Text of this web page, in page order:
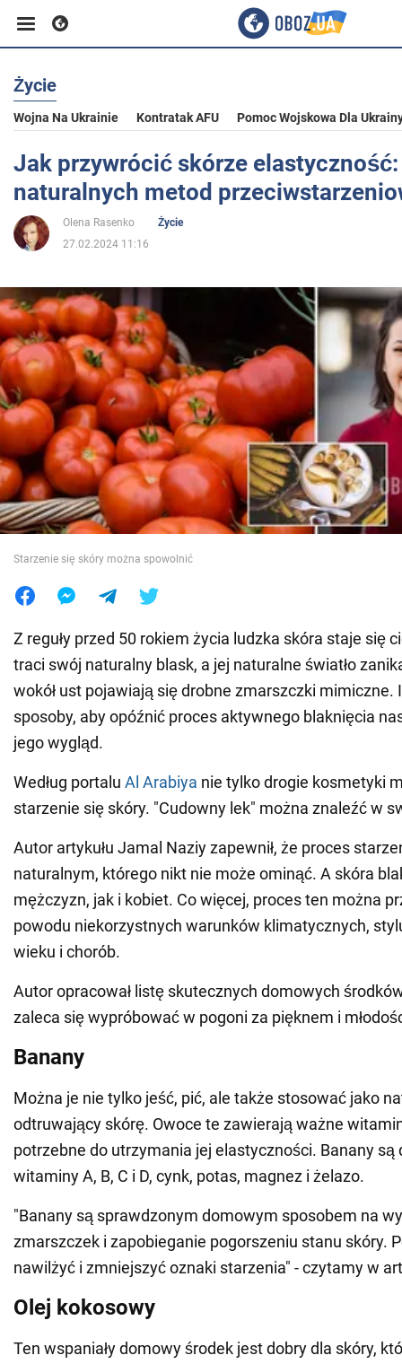
Biznes
Sport
Rozrywka
Polityka
Społeczeństwo
Wojna na Ukrainie
Świat
Jedzenie
Życie
Wojna Na Ukrainie Kontratak AFU Pomoc Wojskowa Dla
Jak przywrócić skórze
naturalnych metod
Olena Rasenko
Życie
27.02.2024 11:16
Starzenie się skóry można spowolnić
Z reguły przed 50 rokiem życia ludzka skóra staje się
traci swój naturalny blask, a jej naturalne światło
wokół ust pojawiają się drobne zmarszczki mimiczne.
sposoby, aby opóźnić proces aktywnego blaknięcia
jego wygląd.
Według portalu Al Arabiya nie tylko drogie kosmetyki
starzenie się skóry. "Cudowny lek" można znaleźć w
Autor artykułu Jamal Naziy zapewnił, że proces
naturalnym, którego nikt nie może ominąć. A skóra
mężczyzn, jak i kobiet. Co więcej, proces ten można
powodu niekorzystnych warunków klimatycznych,
wieku i chorób.
Autor opracował listę skutecznych domowych
zaleca się wypróbować w pogoni za pięknem i
Banany
Można je nie tylko jeść, pić, ale także stosować jako
odtruwający skórę. Owoce te zawierają ważne
potrzebne do utrzymania jej elastyczności. Banany są
witaminy A, B, C i D, cynk, potas, magnez i żelazo.
"Banany są sprawdzonym domowym sposobem na
zmarszczek i zapobieganie pogorszeniu stanu skóry.
nawilżyć i zmniejszyć oznaki starzenia" - czytamy w
Olej kokosowy
Ten wspaniały domowy środek jest dobry dla skóry,